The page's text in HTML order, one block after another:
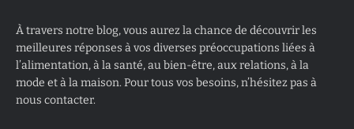
À travers notre blog, vous aurez la chance de découvrir les
meilleures réponses à vos diverses préoccupations liées à
l’alimentation, à la santé, au bien-être, aux relations, à la
mode et à la maison. Pour tous vos besoins, n’hésitez pas à
nous contacter.